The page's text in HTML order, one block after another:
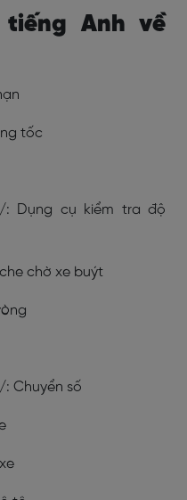
Anh về
tốc
: Dụng cụ kiểm tra độ
chờ xe buýt
Chuyển số